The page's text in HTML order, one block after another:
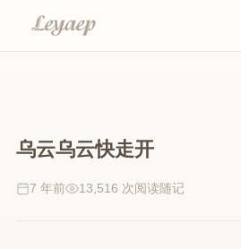
乌云乌云快走开
7 年前 13,516 次阅读 随记